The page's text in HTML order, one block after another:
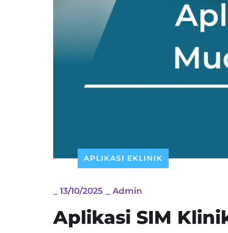
APLIKASI EKLINIK
13/10/2025 Admin
Aplikasi SIM